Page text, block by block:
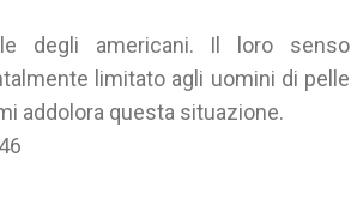
degli americani. Il loro senso
limitato agli uomini di pelle
addolora questa situazione.